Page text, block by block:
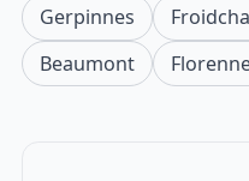
Gerpinnes
Beaumont